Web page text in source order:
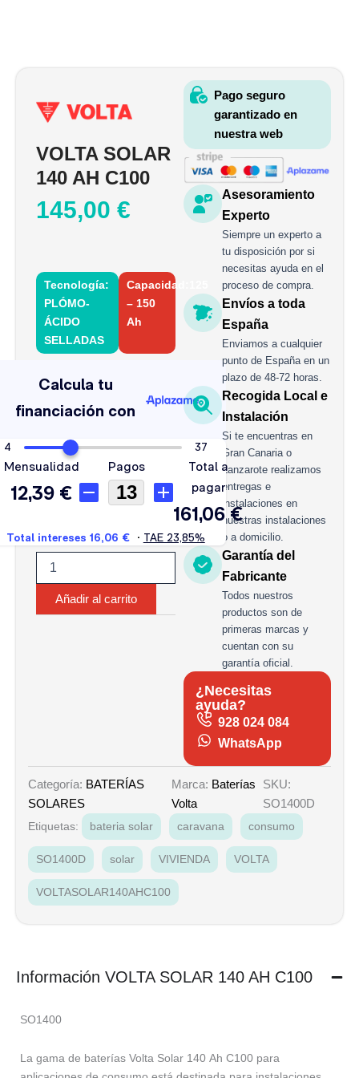
VOLTA SOLAR
140 AH C100
145,00 €
Tecnología:
PLÓMO-
ÁCIDO
SELLADAS
Capacidad:125
– 150
Ah
SOLAR
140
AH
cantidad
Añadir al carrito
Asesoramiento
Experto
Siempre un experto a
tu disposición por si
necesitas ayuda en el
proceso de compra.
Envíos a toda
España
Enviamos a cualquier
punto de España en un
plazo de 48-72 horas.
Recogida Local e
Instalación
Si te encuentras en
Gran Canaria o
Lanzarote realizamos
entregas e
instalaciones en
nuestras instalaciones
o a domicilio.
Garantía del
Fabricante
Todos nuestros
productos son de
primeras marcas y
cuentan con su
garantía oficial.
¿Necesitas
ayuda?
928 024 084
WhatsApp
Pago seguro
garantizado en
nuestra web
Categoría: BATERÍAS
SOLARES
Marca: Baterías
Volta
SKU:
SO1400D
Etiquetas: bateria solar caravana consumo
SO1400D solar VIVIENDA VOLTA
VOLTASOLAR140AHC100
Información VOLTA SOLAR 140 AH C100
SO1400
La gama de baterías Volta Solar 140 Ah C100 para